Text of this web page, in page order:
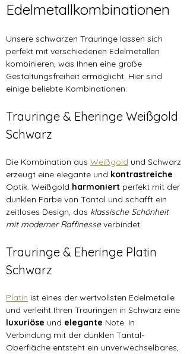
Edelmetallkombinationen
Unsere schwarzen Trauringe lassen sich
perfekt mit verschiedenen Edelmetallen
kombinieren, was Ihnen eine große
Gestaltungsfreiheit ermöglicht. Hier sind
einige beliebte Kombinationen:
Trauringe & Eheringe Weißgold
Schwarz
Die Kombination aus Weißgold und Schwarz
erzeugt eine elegante und kontrastreiche
Optik. Weißgold harmoniert perfekt mit der
dunklen Farbe von Tantal und schafft ein
zeitloses Design, das klassische Schönheit
mit moderner Raffinesse verbindet.
Trauringe & Eheringe Platin
Schwarz
Platin ist eines der wertvollsten Edelmetalle
und verleiht Ihren Trauringen in Schwarz eine
luxuriöse und elegante Note. In
Verbindung mit der dunklen Tantal-
Oberfläche entsteht ein unverwechselbares,